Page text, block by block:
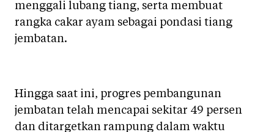
menggali lubang tiang, serta membuat
rangka cakar ayam sebagai pondasi tiang
jembatan.
Hingga saat ini, progres pembangunan
jembatan telah mencapai sekitar 49 persen
dan ditargetkan rampung dalam waktu